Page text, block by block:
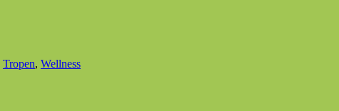
Tropen, Wellness